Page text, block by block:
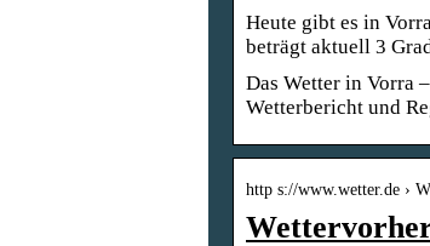
Heute gibt es in
beträgt aktuell 3
Das Wetter in Vorra
Wetterbericht und
http s://www.wetter.de ›